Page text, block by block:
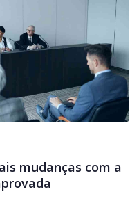
mudanças com a